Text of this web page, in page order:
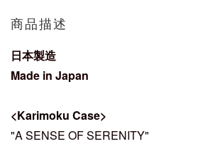
商品描述
日本製造
Made in Japan
<Karimoku Case>
"A SENSE OF SERENITY"